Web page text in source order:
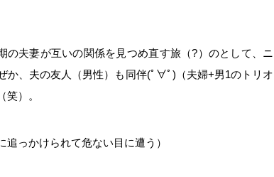
の夫妻が互いの関係を見つめ直す旅（?）のとして、ニ
か、夫の友人（男性）も同伴(ﾟ∀ﾟ)（夫婦+男1のトリオ
）。
っかけられて危ない目に遭う）